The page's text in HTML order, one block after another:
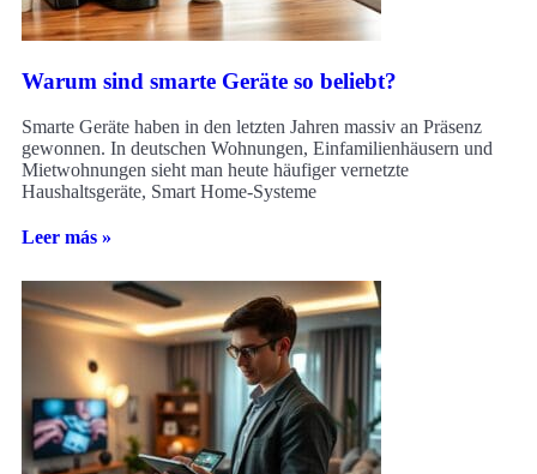
Warum sind smarte Geräte so beliebt?
Smarte Geräte haben in den letzten Jahren massiv an Präsenz
gewonnen. In deutschen Wohnungen, Einfamilienhäusern und
Mietwohnungen sieht man heute häufiger vernetzte
Haushaltsgeräte, Smart Home-Systeme
Leer más »